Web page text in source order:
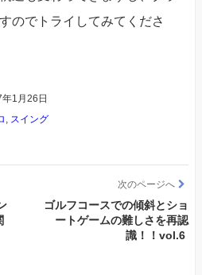
のでトライしてみてくださ
1月26日
, スイング
次のページへ
ゴルフコースでの傾斜とショ
ートゲームの難しさを再認
識！！vol.6